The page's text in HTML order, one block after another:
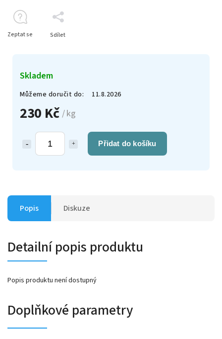
230 Kč / kg
Přidat do košíku
Skladem
Můžeme doručit do: 11.8.2026
Zeptat se Sdílet
Popis Diskuze
Detailní popis produktu
Popis produktu není dostupný
Doplňkové parametry